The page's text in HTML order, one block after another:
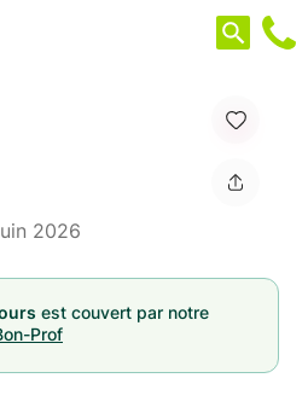
2026
est couvert par notre
Prof